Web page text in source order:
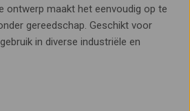
ontwerp maakt het eenvoudig op te
gereedschap. Geschikt voor
in diverse industriële en